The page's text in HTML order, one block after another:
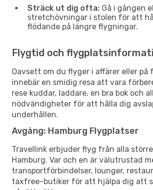
Sträck ut dig ofta: Gå i gången
stretchövningar i stolen för att
flödande på längre flygningar.
Flygtid och
Oavsett om du flyger i affärer eller på
innebär en smidig resa att vara
rese kuddar, laddare, en bra bok och
nödvändigheter för att hålla dig
underhållen.
Avgång: Hamburg Flygplatser
Travellink erbjuder flyg från alla
Hamburg. Var och en är välutrustad
transportförbindelser, lounger,
taxfree-butiker för att hjälpa dig att